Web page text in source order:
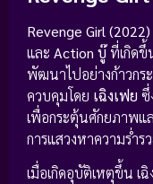
Revenge Girl (2022)
และ Action บู๊ที่เกิดขึ้
พัฒนาไปอย่างก้าวกระ
ควบคุมโดย เฉิงเฟย ซึ่
เพื่อกระตุ้นศักยภาพแ
การแสวงหาความร่ำร
เมื่อเกิดอุบัติเหตุขึ้น เ